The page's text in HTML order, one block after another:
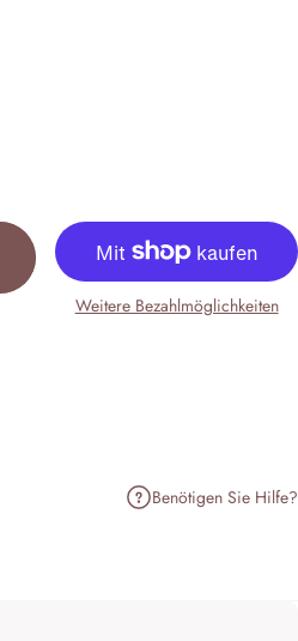
Weitere Bezahlmöglichkeiten
Benötigen Sie Hilfe?